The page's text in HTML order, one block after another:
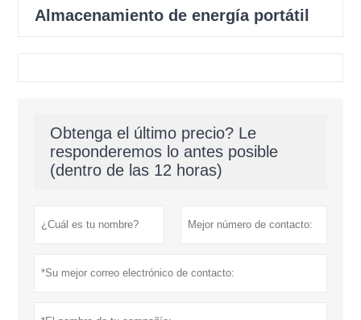
Almacenamiento de energía portátil
Obtenga el último precio? Le
responderemos lo antes posible
(dentro de las 12 horas)